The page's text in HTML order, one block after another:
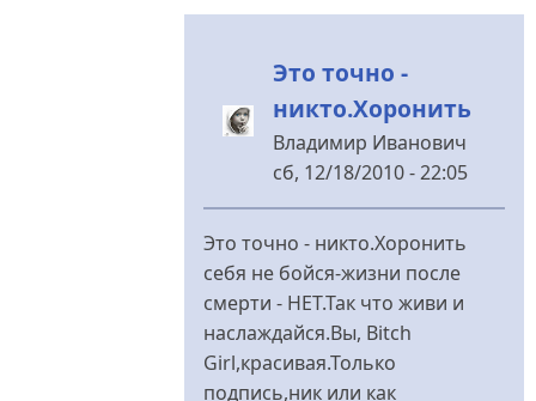
Это точно -
никто.Хоронить
Владимир Иванович
сб, 12/18/2010 - 22:05
У
до
Рано
оно
Это точно - никто.Хоронить
себя не бойся-жизни после
смерти - НЕТ.Так что живи и
наслаждайся.Вы, Bitch
Girl,красивая.Только
подпись,ник или как